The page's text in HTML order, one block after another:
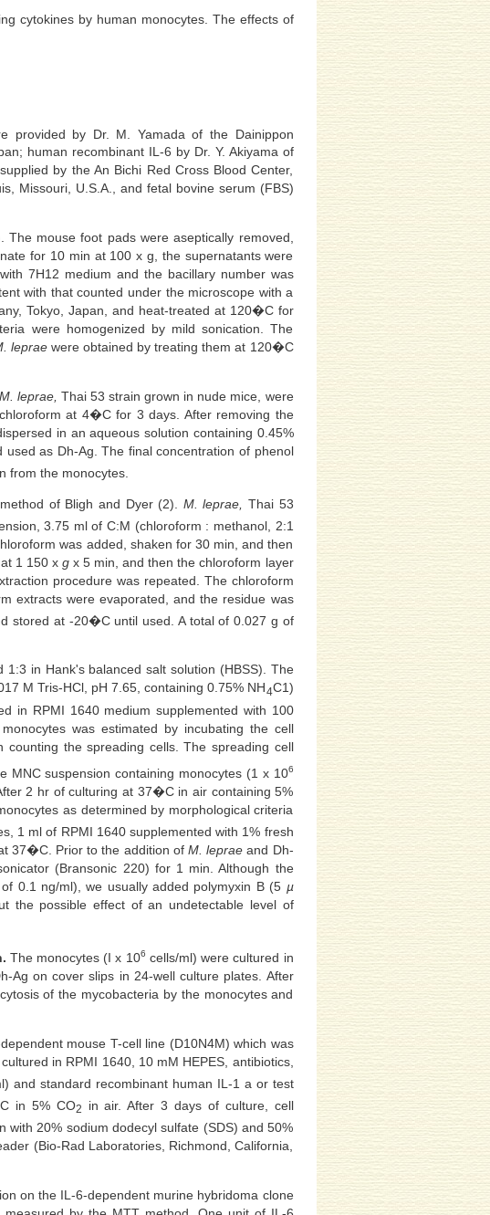
cytokines by human monocytes. The effects of
provided by Dr. M. Yamada of the Dainippon
human recombinant IL-6 by Dr. Y. Akiyama of
by the An Bichi Red Cross Blood Center,
Missouri, U.S.A., and fetal bovine serum (FBS)
mouse foot pads were aseptically removed,
for 10 min at 100 x g, the supernatants were
7H12 medium and the bacillary number was
with that counted under the microscope with a
Tokyo, Japan, and heat-treated at 120�C for
were homogenized by mild sonication. The
leprae were obtained by treating them at 120�C
M. leprae, Thai 53 strain grown in nude mice, were
at 4�C for 3 days. After removing the
in an aqueous solution containing 0.45%
as Dh-Ag. The final concentration of phenol
from the monocytes.
of Bligh and Dyer (2). M. leprae,
Thai 53
3.75 ml of C:M (chloroform : methanol, 2:1
was added, shaken for 30 min, and then
at 1 150 xg x 5 min, and then the chloroform layer
procedure was repeated. The chloroform
extracts were evaporated, and the residue was
stored at -20�C until used. A total of 0.027 g of
in Hank's balanced salt solution (HBSS). The
M Tris-HCl, pH 7.65, containing 0.75% NH4C1)
in RPMI 1640 medium supplemented with 100
was estimated by incubating the cell
counting the spreading cells. The spreading cell
MNC suspension containing monocytes (1 x 106
2 hr of culturing at 37�C in air containing 5%
as determined by morphological criteria
1 ml of RPMI 1640 supplemented with 1% fresh
37�C. Prior to the addition of M. leprae and Dh-
(Bransonic 220) for 1 min. Although the
0.1 ng/ml), we usually added polymyxin B (5 µ
the possible effect of an undetectable level of
The monocytes (I x 106 cells/ml) were cultured in
Ag on cover slips in 24-well culture plates. After
of the mycobacteria by the monocytes and
mouse T-cell line (D10N4M) which was
in RPMI 1640, 10 mM HEPES, antibiotics,
and standard recombinant human IL-1 a or test
in 5% CO2
in air. After 3 days of culture, cell
20% sodium dodecyl sulfate (SDS) and 50%
(Bio-Rad Laboratories, Richmond, California,
on the IL-6-dependent murine hybridoma clone